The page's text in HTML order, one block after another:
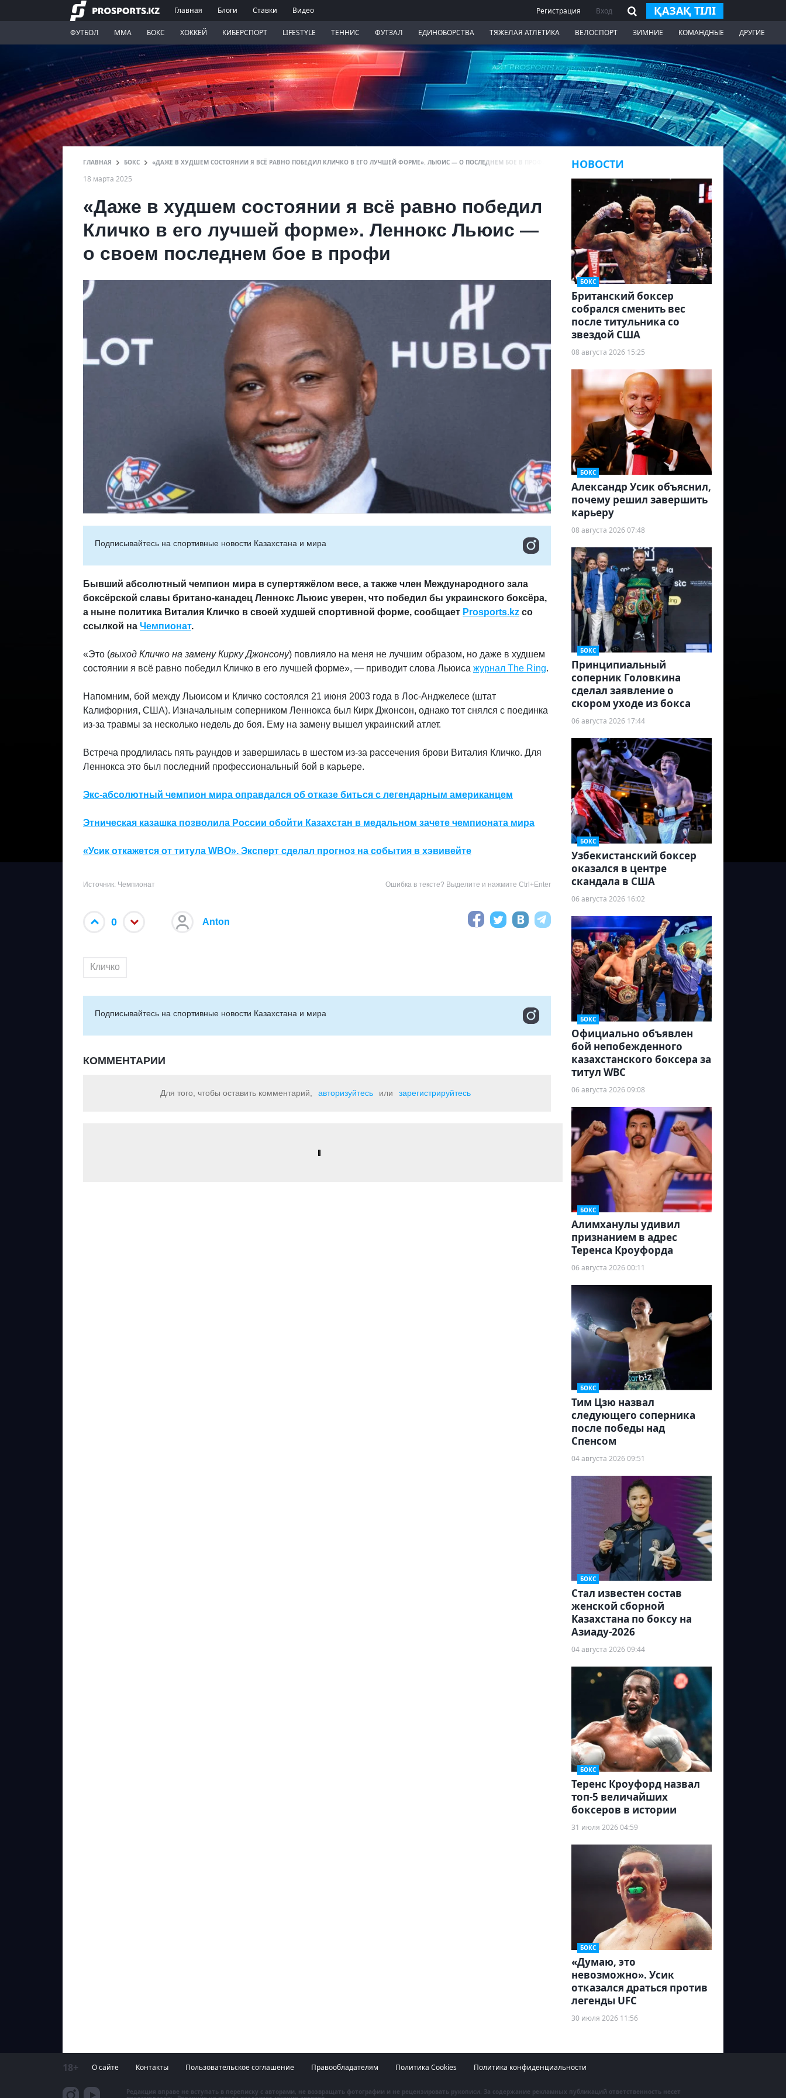
Главная Блоги Ставки Видео Регистрация Вход ҚАЗАҚ ТІЛІ
ФУТБОЛ ММА БОКС ХОККЕЙ КИБЕРСПОРТ LIFESTYLE ТЕННИС ФУТЗАЛ ЕДИНОБОРСТВА ТЯЖЕЛАЯ АТЛЕТИКА ВЕЛОСПОРТ ЗИМНИЕ КОМАНДНЫЕ ДРУГИЕ
ГЛАВНАЯ БОКС «ДАЖЕ В ХУДШЕМ СОСТОЯНИИ Я ВСЁ РАВНО ПОБЕДИЛ КЛИЧКО В ЕГО ЛУЧШЕЙ ФОРМЕ». ЛЬЮИС — О ПОСЛЕДНЕМ БОЕ В ПРОФИ
18 марта 2025
«Даже в худшем состоянии я всё равно победил
Кличко в его лучшей форме». Леннокс Льюис —
о своем последнем бое в профи
Подписывайтесь на cпортивные новости Казахстана и мира
Бывший абсолютный чемпион мира в супертяжёлом весе, а также член Международного зала
боксёрской славы британо-канадец Леннокс Льюис уверен, что победил бы украинского боксёра,
а ныне политика Виталия Кличко в своей худшей спортивной форме, сообщает Prosports.kz со
ссылкой на Чемпионат.
«Это (выход Кличко на замену Кирку Джонсону) повлияло на меня не лучшим образом, но даже в худшем
состоянии я всё равно победил Кличко в его лучшей форме», — приводит слова Льюиса журнал The Ring.
Напомним, бой между Льюисом и Кличко состоялся 21 июня 2003 года в Лос-Анджелесе (штат
Калифорния, США). Изначальным соперником Леннокса был Кирк Джонсон, однако тот снялся с поединка
из-за травмы за несколько недель до боя. Ему на замену вышел украинский атлет.
Встреча продлилась пять раундов и завершилась в шестом из-за рассечения брови Виталия Кличко. Для
Леннокса это был последний профессиональный бой в карьере.
Экс-абсолютный чемпион мира оправдался об отказе биться с легендарным американцем
Этническая казашка позволила России обойти Казахстан в медальном зачете чемпионата мира
«Усик откажется от титула WBO». Эксперт сделал прогноз на события в хэвивейте
Источник: Чемпионат Ошибка в тексте? Выделите и нажмите Ctrl+Enter
0 Anton
Кличко
Подписывайтесь на cпортивные новости Казахстана и мира
КОММЕНТАРИИ
Для того, чтобы оставить комментарий, авторизуйтесь или зарегистрируйтесь
НОВОСТИ
БОКС
Британский боксер
собрался сменить вес
после титульника со
звездой США
08 августа 2026 15:25
БОКС
Александр Усик объяснил,
почему решил завершить
карьеру
08 августа 2026 07:48
БОКС
Принципиальный
соперник Головкина
сделал заявление о
скором уходе из бокса
06 августа 2026 17:44
БОКС
Узбекистанский боксер
оказался в центре
скандала в США
06 августа 2026 16:02
БОКС
Официально объявлен
бой непобежденного
казахстанского боксера за
титул WBC
06 августа 2026 09:08
БОКС
Алимханулы удивил
признанием в адрес
Теренса Кроуфорда
06 августа 2026 00:11
БОКС
Тим Цзю назвал
следующего соперника
после победы над
Спенсом
04 августа 2026 09:51
БОКС
Стал известен состав
женской сборной
Казахстана по боксу на
Азиаду-2026
04 августа 2026 09:44
БОКС
Теренс Кроуфорд назвал
топ-5 величайших
боксеров в истории
31 июля 2026 04:59
БОКС
«Думаю, это
невозможно». Усик
отказался драться против
легенды UFC
30 июля 2026 11:56
18+ О сайте Контакты Пользовательское соглашение Правообладателям Политика Cookies Политика конфиденциальности
Редакция вправе не вступать в переписку с авторами, не возвращать фотографии и не рецензировать рукописи. За содержание рекламных публикаций ответственность несет